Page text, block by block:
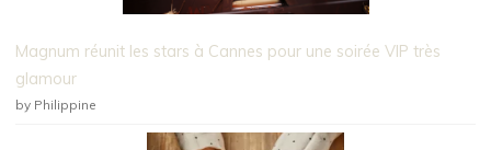
Magnum réunit les stars à Cannes pour une soirée VIP très
glamour
by Philippine